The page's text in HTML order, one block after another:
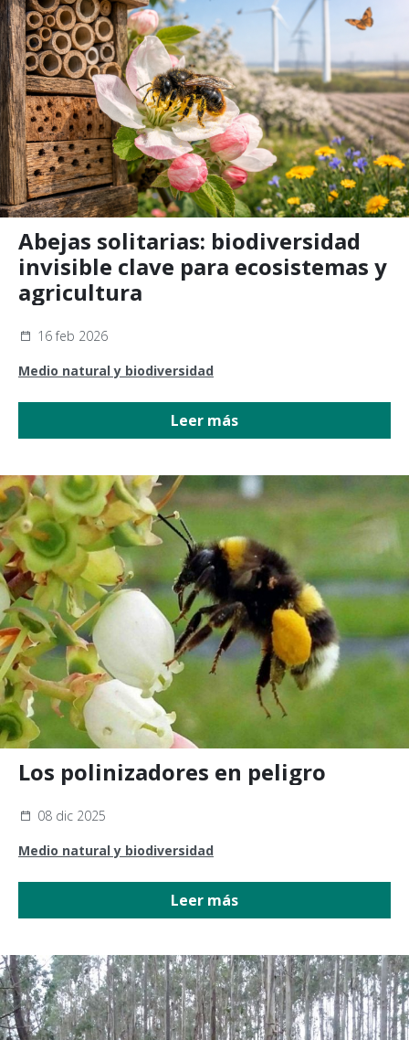
Abejas solitarias: biodiversidad
invisible clave para ecosistemas y
agricultura
16 feb 2026
Medio natural y biodiversidad
Leer más
Los polinizadores en peligro
08 dic 2025
Medio natural y biodiversidad
Leer más